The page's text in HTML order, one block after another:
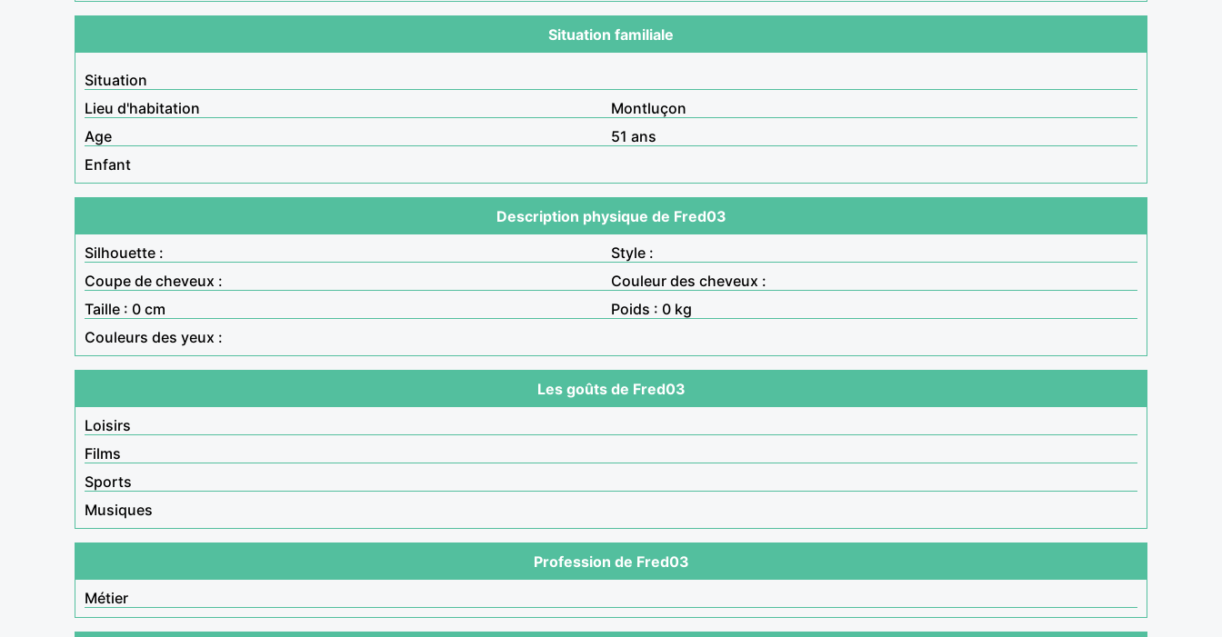
Situation familiale
Situation
Lieu d'habitation
Montluçon
Age
51 ans
Enfant
Description physique de Fred03
Silhouette :
Style :
Coupe de cheveux :
Couleur des cheveux :
Taille : 0 cm
Poids : 0 kg
Couleurs des yeux :
Les goûts de Fred03
Loisirs
Films
Sports
Musiques
Profession de Fred03
Métier